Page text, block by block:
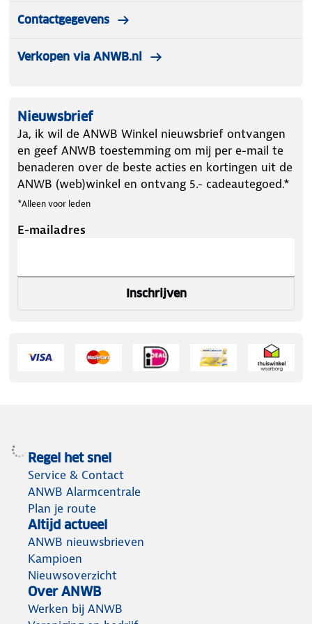
Contactgegevens
Verkopen via ANWB.nl
Nieuwsbrief
Ja, ik wil de ANWB Winkel nieuwsbrief ontvangen
en geef ANWB toestemming om mij per e-mail te
benaderen over de beste acties en kortingen uit de
ANWB (web)winkel en ontvang 5.- cadeautegoed.*
*Alleen voor leden
E-mailadres
Inschrijven
Regel het snel
Service & Contact
ANWB Alarmcentrale
Plan je route
Altijd actueel
ANWB nieuwsbrieven
Kampioen
Nieuwsoverzicht
Over ANWB
Werken bij ANWB